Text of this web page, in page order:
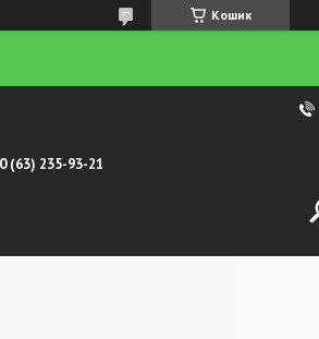
Кошик
(63) 235-93-21